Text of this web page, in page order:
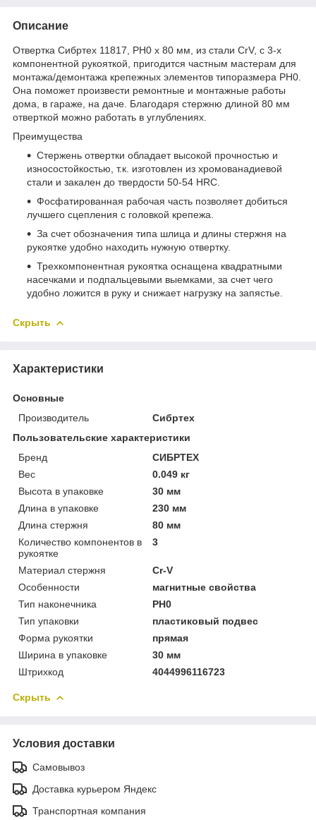
Описание
Отвертка Сибртех 11817, PH0 x 80 мм, из стали CrV, с 3-х
компонентной рукояткой, пригодится частным мастерам для
монтажа/демонтажа крепежных элементов типоразмера PH0.
Она поможет произвести ремонтные и монтажные работы
дома, в гараже, на даче. Благодаря стержню длиной 80 мм
отверткой можно работать в углублениях.
Преимущества
Стержень отвертки обладает высокой прочностью и
износостойкостью, т.к. изготовлен из хромованадиевой
стали и закален до твердости 50-54 HRC.
Фосфатированная рабочая часть позволяет добиться
лучшего сцепления с головкой крепежа.
За счет обозначения типа шлица и длины стержня на
рукоятке удобно находить нужную отвертку.
Трехкомпонентная рукоятка оснащена квадратными
насечками и подпальцевыми выемками, за счет чего
удобно ложится в руку и снижает нагрузку на запястье.
Скрыть
Характеристики
Основные
Производитель
Сибртех
Пользовательские характеристики
Бренд
СИБРТЕХ
Вес
0.049 кг
Высота в упаковке
30 мм
Длина в упаковке
230 мм
Длина стержня
80 мм
Количество компонентов в
рукоятке
3
Материал стержня
Cr-V
Особенности
магнитные свойства
Тип наконечника
PH0
Тип упаковки
пластиковый подвес
Форма рукоятки
прямая
Ширина в упаковке
30 мм
Штрихкод
4044996116723
Скрыть
Условия доставки
Самовывоз
Доставка курьером Яндекс
Транспортная компания